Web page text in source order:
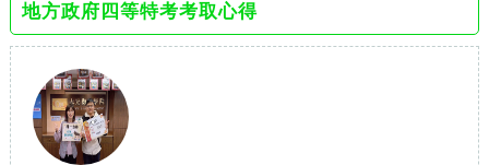
地方政府四等特考考取心得